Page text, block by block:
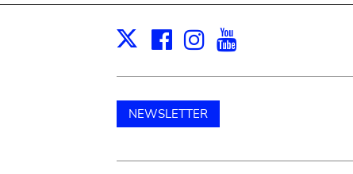
X Facebook
Instagram
NEWSLETTER